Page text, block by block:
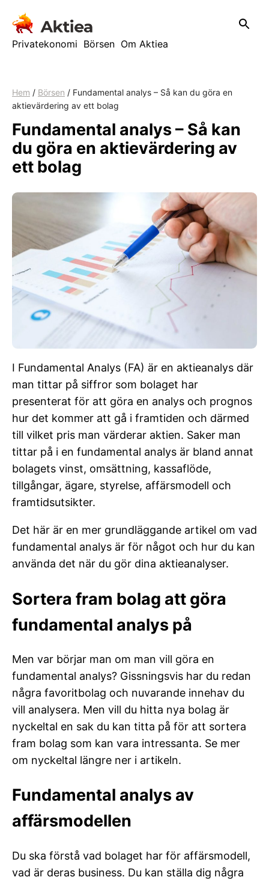
innehåll
Privatekonomi Börsen Om Aktiea
Hem / Börsen / Fundamental analys – Så kan du göra en
aktievärdering av ett bolag
Fundamental analys – Så kan
du göra en aktievärdering av
ett bolag
I Fundamental Analys (FA) är en aktieanalys där
man tittar på siffror som bolaget har
presenterat för att göra en analys och prognos
hur det kommer att gå i framtiden och därmed
till vilket pris man värderar aktien. Saker man
tittar på i en fundamental analys är bland annat
bolagets vinst, omsättning, kassaflöde,
tillgångar, ägare, styrelse, affärsmodell och
framtidsutsikter.
Det här är en mer grundläggande artikel om vad
fundamental analys är för något och hur du kan
använda det när du gör dina aktieanalyser.
Sortera fram bolag att göra
fundamental analys på
Men var börjar man om man vill göra en
fundamental analys? Gissningsvis har du redan
några favoritbolag och nuvarande innehav du
vill analysera. Men vill du hitta nya bolag är
nyckeltal en sak du kan titta på för att sortera
fram bolag som kan vara intressanta. Se mer
om nyckeltal längre ner i artikeln.
Fundamental analys av
affärsmodellen
Du ska förstå vad bolaget har för affärsmodell,
vad är deras business. Du kan ställa dig några